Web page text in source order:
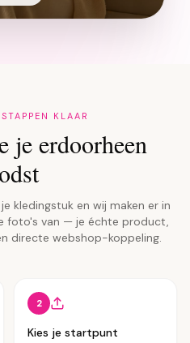
KLAAR
je erdoorheen
kledingstuk en wij maken er in
foto's van — je échte product,
directe webshop-koppeling.
2
Kies je startpunt